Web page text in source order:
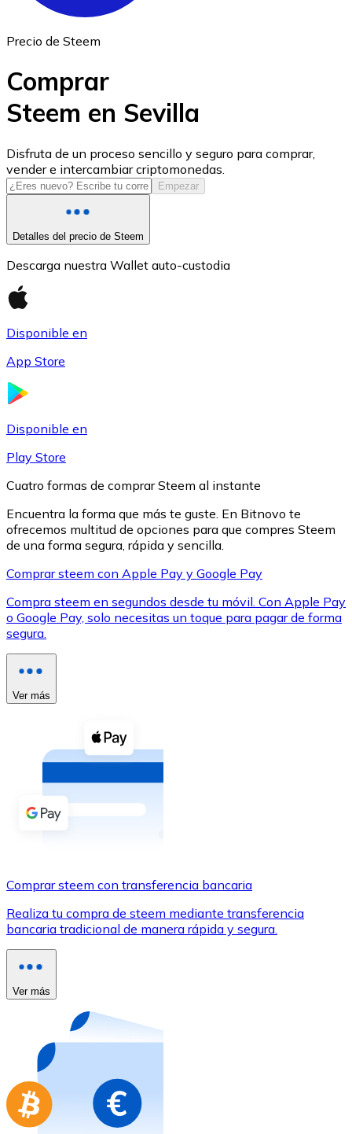
USD Coin
USDC
XRP
XRP
Ver todo
Compra criptomonedas con efectivo en tu tienda más
Comprar con efectivo
Transferencia SEPA
Utiliza tarjetas Visa y Mastercard para comprar
Comprar con tarjeta
Compra tarjetas regalo de tus marcas favoritas con
Ir a la tienda de tarjetas regalo
Precio de Steem
Comprar
Steem en Sevilla
Disfruta de un proceso sencillo y seguro para comprar,
vender e intercambiar criptomonedas.
Empezar
Detalles del precio de Steem
Descarga nuestra Wallet auto-custodia
Disponible en
App Store
Disponible en
Play Store
Cuatro formas de comprar Steem al instante
Encuentra la forma que más te guste. En Bitnovo te
ofrecemos multitud de opciones para que compres Steem
de una forma segura, rápida y sencilla.
Comprar steem con Apple Pay y Google Pay
Compra steem en segundos desde tu móvil. Con Apple Pay
o Google Pay, solo necesitas un toque para pagar de forma
segura.
Ver más
Comprar steem con transferencia bancaria
Realiza tu compra de steem mediante transferencia
bancaria tradicional de manera rápida y segura.
Ver más